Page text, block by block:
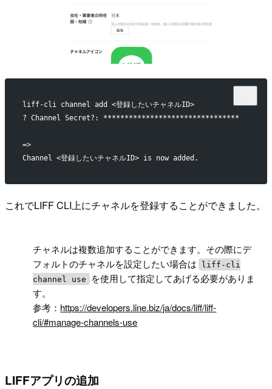
liff-cli channel add <登録したいチャネルID>
? Channel Secret?: ********************************
=>
Channel <登録したいチャネルID> is now added.
これでLIFF CLI上にチャネルを登録することができました。
チャネルは複数追加することができます。その際にデ
フォルトのチャネルを設定したい場合は
liff-cli
channel use
を使用して指定してあげる必要がありま
す。
参考： https://developers.line.biz/ja/docs/liff/liff-
cli/#manage-channels-use
LIFFアプリの追加